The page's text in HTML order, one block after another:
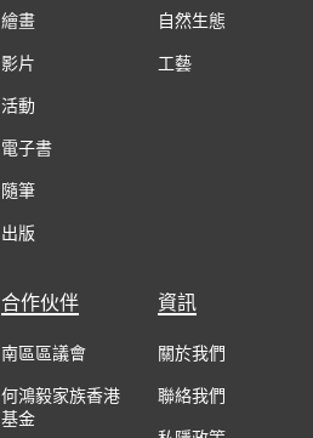
繪畫
影片
活動
電子書
隨筆
出版
自然生態
工藝
合作伙伴
南區區議會
何鴻毅家族香港
基金
資訊
關於我們
聯絡我們